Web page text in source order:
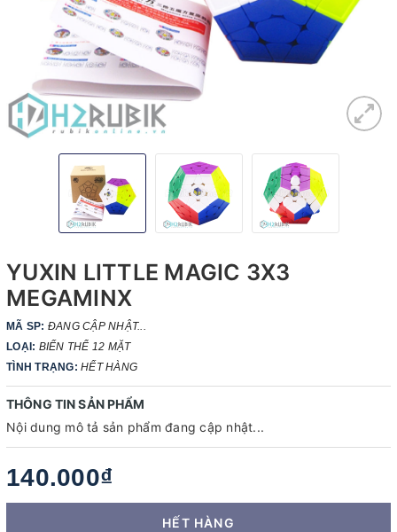
YUXIN LITTLE MAGIC 3X3
MEGAMINX
MÃ SP: ĐANG CẬP NHẬT...
LOẠI: BIẾN THỂ 12 MẶT
TÌNH TRẠNG: HẾT HÀNG
THÔNG TIN SẢN PHẨM
Nội dung mô tả sản phẩm đang cập nhật...
140.000₫
HẾT HÀNG